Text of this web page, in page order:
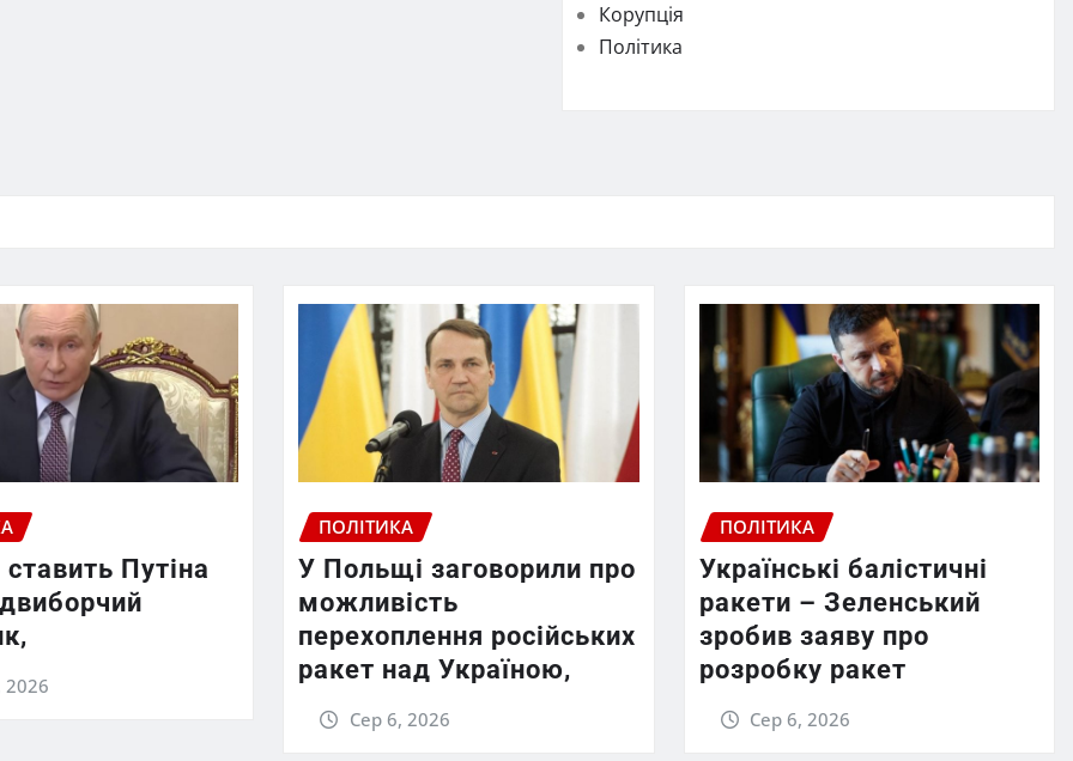
Корупція
Політика
ставить Путіна
2026
ПОЛІТИКА
У Польщі заговорили про
можливість
перехоплення російських
ракет над Україною,
Сер 6, 2026
ПОЛІТИКА
Українські балістичні
ракети – Зеленський
зробив заяву про
розробку ракет
Сер 6, 2026